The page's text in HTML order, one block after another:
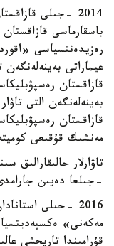
2014 -جىلى
باسقارماسى
رەزيدەنتسياسى
عيماراتى
قازاقستان
بەينەلەنگەن التى
قازاقستان
مەنشىك قۇقىعى
-جىلعا دەيىن
2016 -جىلى
مەكەنى»